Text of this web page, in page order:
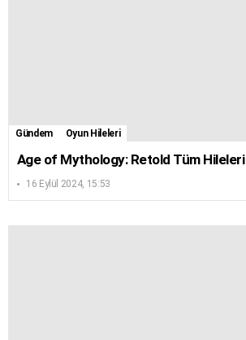
Gündem Oyun Hileleri
Age of Mythology: Retold Tüm Hileleri
16 Eylül 2024, 15:53